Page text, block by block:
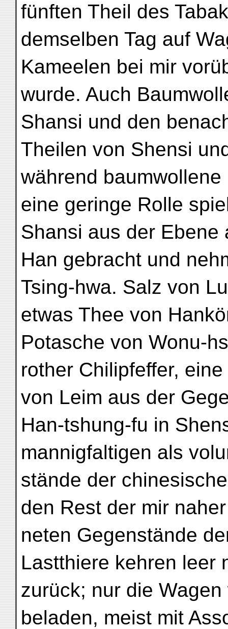
fünften Theil des
demselben Tag auf
Kameelen bei mir
wurde. Auch
Shansi und den
Theilen von Shensi
während baumwollene
eine geringe Rolle
Shansi aus der Ebene
Han gebracht und
Tsing-hwa. Salz von
etwas Thee von
Potasche von Wonu-
rother Chilipfeffer,
von Leim aus der
Han-tshung-fu in
mannigfaltigen als
stände der
den Rest der mir
neten Gegenstände
Lastthiere kehren leer
zurück; nur die
beladen, meist mit